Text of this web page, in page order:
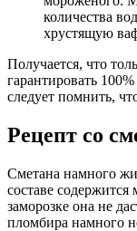
количества
хрустящую
Получается, что
гарантировать
следует помнить,
Рецепт со
Сметана намного
составе
заморозке она не
пломбира намного